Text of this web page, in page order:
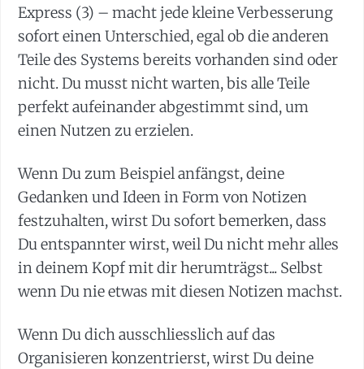
Express (3) – macht jede kleine Verbesserung
sofort einen Unterschied, egal ob die anderen
Teile des Systems bereits vorhanden sind oder
nicht. Du musst nicht warten, bis alle Teile
perfekt aufeinander abgestimmt sind, um
einen Nutzen zu erzielen.
Wenn Du zum Beispiel anfängst, deine
Gedanken und Ideen in Form von Notizen
festzuhalten, wirst Du sofort bemerken, dass
Du entspannter wirst, weil Du nicht mehr alles
in deinem Kopf mit dir herumträgst... Selbst
wenn Du nie etwas mit diesen Notizen machst.
Wenn Du dich ausschliesslich auf das
Organisieren konzentrierst, wirst Du deine